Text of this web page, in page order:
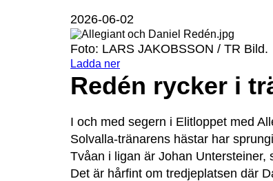
2026-06-02
Foto: LARS JAKOBSSON / TR Bild.
Ladda ner
Redén rycker i
I och med segern i Elitloppet med
Solvalla-tränarens hästar har
Tvåan i ligan är Johan
Det är hårfint om tredjeplatsen där